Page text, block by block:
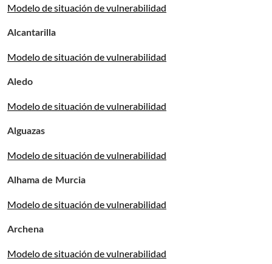
Modelo de situación de vulnerabilidad
Alcantarilla
Modelo de situación de vulnerabilidad
Aledo
Modelo de situación de vulnerabilidad
Alguazas
Modelo de situación de vulnerabilidad
Alhama de Murcia
Modelo de situación de vulnerabilidad
Archena
Modelo de situación de vulnerabilidad